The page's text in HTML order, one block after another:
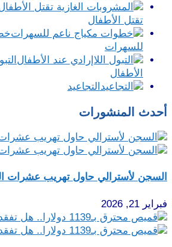
تقتل الأطفال
للسهرات
الأطفال
التجاعيد
أحدث المنشورات
السجن لأسترالي حاول تهريب عشرات
فبراير 21, 2026